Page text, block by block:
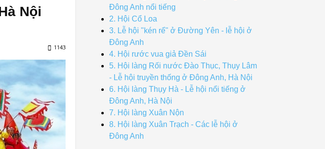
Nội
1143
Đông Anh nổi tiếng
2. Hội Cổ Loa
3. Lễ hội "kén rể" ở Đường Yên - lễ hội ở
Đông Anh
4. Hội rước vua giả Đền Sái
5. Hội làng Rối nước Đào Thục, Thụy Lâm
- Lễ hội truyền thống ở Đông Anh, Hà Nội
6. Hội làng Thụy Hà - Lễ hội nổi tiếng ở
Đông Anh, Hà Nội
7. Hội làng Xuân Nộn
8. Hội làng Xuân Trạch - Các lễ hội ở
Đông Anh